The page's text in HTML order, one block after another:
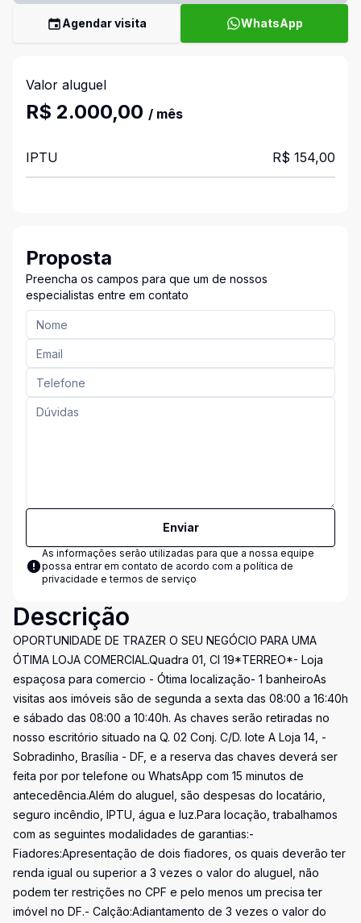
Agendar visita WhatsApp
Valor aluguel
R$ 2.000,00 / mês
IPTU R$ 154,00
Proposta
Preencha os campos para que um de nossos
especialistas entre em contato
Enviar
As informações serão utilizadas para que a nossa equipe
possa entrar em contato de acordo com a política de
privacidade e termos de serviço
Descrição
OPORTUNIDADE DE TRAZER O SEU NEGÓCIO PARA UMA
ÓTIMA LOJA COMERCIAL.Quadra 01, Cl 19*TERREO*- Loja
espaçosa para comercio - Ótima localização- 1 banheiroAs
visitas aos imóveis são de segunda a sexta das 08:00 a 16:40h
e sábado das 08:00 a 10:40h. As chaves serão retiradas no
nosso escritório situado na Q. 02 Conj. C/D. lote A Loja 14, -
Sobradinho, Brasília - DF, e a reserva das chaves deverá ser
feita por por telefone ou WhatsApp com 15 minutos de
antecedência.Além do aluguel, são despesas do locatário,
seguro incêndio, IPTU, água e luz.Para locação, trabalhamos
com as seguintes modalidades de garantias:-
Fiadores:Apresentação de dois fiadores, os quais deverão ter
renda igual ou superior a 3 vezes o valor do aluguel, não
podem ter restrições no CPF e pelo menos um precisa ter
imóvel no DF.- Calção:Adiantamento de 3 vezes o valor do